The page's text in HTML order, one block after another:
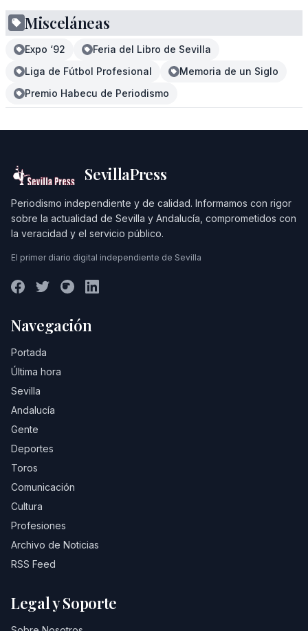
Misceláneas
Expo ‘92
Feria del Libro de Sevilla
Liga de Fútbol Profesional
Memoria de un Siglo
Premio Habecu de Periodismo
SevillaPress
Periodismo independiente y de calidad. Informamos con rigor
sobre la actualidad de Sevilla y Andalucía, comprometidos con
la veracidad y el servicio público.
El primer diario digital independiente de Sevilla
Navegación
Portada
Última hora
Sevilla
Andalucía
Gente
Deportes
Toros
Comunicación
Cultura
Profesiones
Archivo de Noticias
RSS Feed
Legal y Soporte